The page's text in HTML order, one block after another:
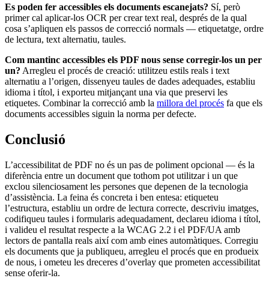
Es poden fer accessibles els documents escanejats? Sí, però
primer cal aplicar-los OCR per crear text real, després de la qual
cosa s’apliquen els passos de correcció normals — etiquetatge, ordre
de lectura, text alternatiu, taules.
Com mantinc accessibles els PDF nous sense corregir-los un per
un? Arregleu el procés de creació: utilitzeu estils reals i text
alternatiu a l’origen, dissenyeu taules de dades adequades, establiu
idioma i títol, i exporteu mitjançant una via que preservi les
etiquetes. Combinar la correcció amb la millora del procés fa que els
documents accessibles siguin la norma per defecte.
Conclusió
L’accessibilitat de PDF no és un pas de poliment opcional — és la
diferència entre un document que tothom pot utilitzar i un que
exclou silenciosament les persones que depenen de la tecnologia
d’assistència. La feina és concreta i ben entesa: etiqueteu
l’estructura, establiu un ordre de lectura correcte, descriviu imatges,
codifiqueu taules i formularis adequadament, declareu idioma i títol,
i valideu el resultat respecte a la WCAG 2.2 i el PDF/UA amb
lectors de pantalla reals així com amb eines automàtiques. Corregiu
els documents que ja publiqueu, arregleu el procés que en produeix
de nous, i ometeu les dreceres d’overlay que prometen accessibilitat
sense oferir-la.